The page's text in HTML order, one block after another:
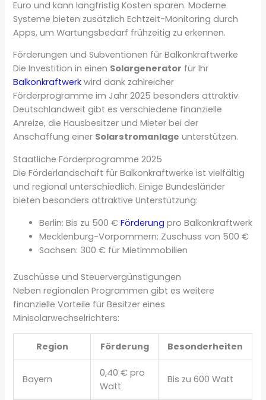
Euro und kann langfristig Kosten sparen. Moderne
Systeme bieten zusätzlich Echtzeit-Monitoring durch
Apps, um Wartungsbedarf frühzeitig zu erkennen.
Förderungen und Subventionen für Balkonkraftwerke
Die Investition in einen Solargenerator für Ihr
Balkonkraftwerk wird dank zahlreicher
Förderprogramme im Jahr 2025 besonders attraktiv.
Deutschlandweit gibt es verschiedene finanzielle
Anreize, die Hausbesitzer und Mieter bei der
Anschaffung einer Solarstromanlage unterstützen.
Staatliche Förderprogramme 2025
Die Förderlandschaft für Balkonkraftwerke ist vielfältig
und regional unterschiedlich. Einige Bundesländer
bieten besonders attraktive Unterstützung:
Berlin: Bis zu 500 €Förderung pro Balkonkraftwerk
Mecklenburg-Vorpommern: Zuschuss von 500 €
Sachsen: 300 € für Mietimmobilien
Zuschüsse und Steuervergünstigungen
Neben regionalen Programmen gibt es weitere
finanzielle Vorteile für Besitzer eines
Minisolarwechselrichters:
Region Förderung Besonderheiten
Bayern
0,40 € pro
Watt
Bis zu 600 Watt